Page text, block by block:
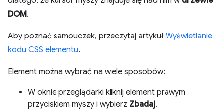
DOM.
Aby poznać samouczek, przeczytaj artykuł Wyświetlanie
kodu CSS elementu.
Element można wybrać na wiele sposobów:
W oknie przeglądarki kliknij element prawym
przyciskiem myszy i wybierz Zbadaj.